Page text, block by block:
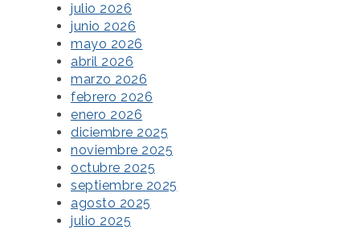
julio 2026
junio 2026
mayo 2026
abril 2026
marzo 2026
febrero 2026
enero 2026
diciembre 2025
noviembre 2025
octubre 2025
septiembre 2025
agosto 2025
julio 2025